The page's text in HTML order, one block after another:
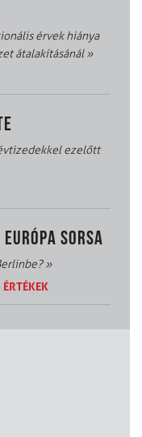
érvek hiánya
átalakításánál»
ezelőtt
SORSA
»
ÉRTÉKEK